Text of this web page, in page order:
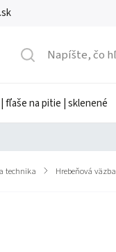
| fľaše na pitie | sklenené
technika / Hrebeňová väzba